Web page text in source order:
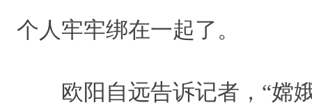
个人牢牢绑在一起了。
欧阳自远告诉记者，“嫦娥